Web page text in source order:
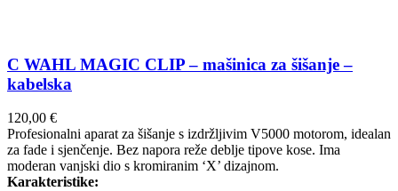
C WAHL MAGIC CLIP – mašinica za šišanje –
kabelska
120,00 €
Profesionalni aparat za šišanje s izdržljivim V5000 motorom, idealan
za fade i sjenčenje. Bez napora reže deblje tipove kose. Ima
moderan vanjski dio s kromiranim ‘X’ dizajnom.
Karakteristike: